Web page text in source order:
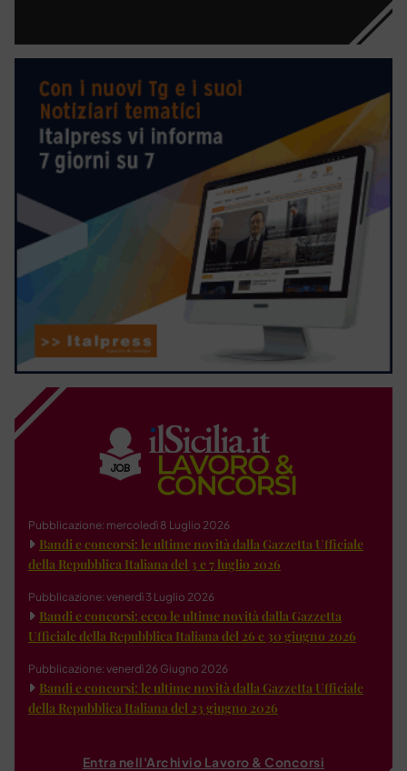
Pubblicazione: mercoledì 8 Luglio 2026
Bandi e concorsi: le ultime novità dalla Gazzetta Ufficiale
della Repubblica Italiana del 3 e 7 luglio 2026
Pubblicazione: venerdì 3 Luglio 2026
Bandi e concorsi: ecco le ultime novità dalla Gazzetta
Ufficiale della Repubblica Italiana del 26 e 30 giugno 2026
Pubblicazione: venerdì 26 Giugno 2026
Bandi e concorsi: le ultime novità dalla Gazzetta Ufficiale
della Repubblica Italiana del 23 giugno 2026
Entra nell'Archivio Lavoro & Concorsi